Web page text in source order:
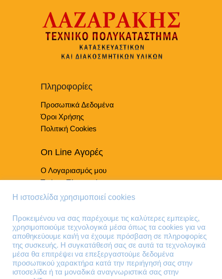
Πληροφορίες
Προσωπικά Δεδομένα
Όροι Χρήσης
Πολιτική Cookies
On Line Αγορές
Ο Λογαριασμός μου
Τρόποι Πληρωμής
Τρόποι Παράδοσης
Τηλέφωνα Επικοινωνίας
210 41 13 636
210 41 13 280
Η ιστοσελίδα χρησιμοποιεί cookies
Προκειμένου να σας παρέχουμε τις καλύτερες εμπειρίες,
χρησιμοποιούμε τεχνολογικά μέσα όπως τα cookies για να
αποθηκεύουμε και/ή να έχουμε πρόσβαση σε πληροφορίες
της συσκευής. Η συγκατάθεσή σας σε αυτά τα τεχνολογικά
μέσα θα επιτρέψει να επεξεργαστούμε δεδομένα
προσωπικού χαρακτήρα κατά την περιήγησή σας στην
ιστοσελίδα ή τα μοναδικά αναγνωριστικά σας στην